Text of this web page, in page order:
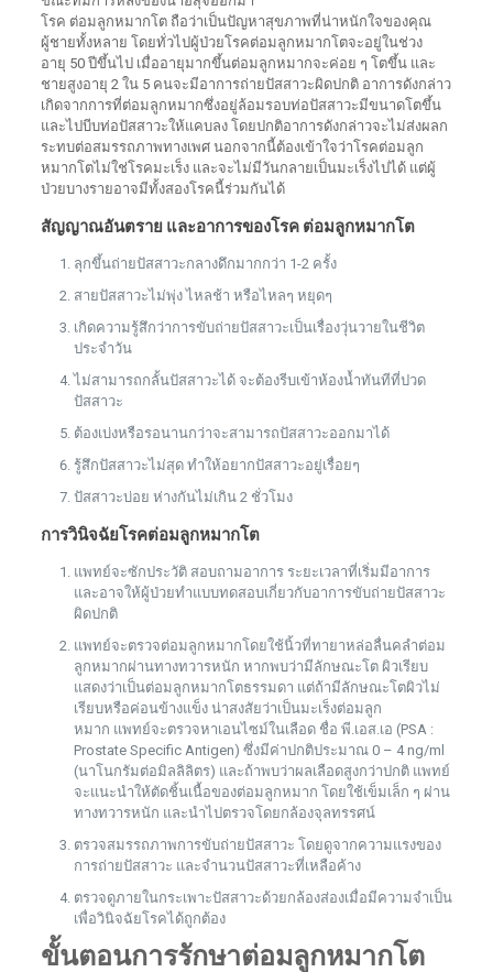
โรค ต่อมลูกหมากโต ถือว่าเป็นปัญหาสุขภาพที่น่าหนักใจของคุณ
ผู้ชายทั้งหลาย โดยทั่วไปผู้ป่วยโรคต่อมลูกหมากโตจะอยู่ในช่วง
อายุ 50 ปีขึ้นไป เมื่ออายุมากขึ้นต่อมลูกหมากจะค่อย ๆ โตขึ้น และ
ชายสูงอายุ 2 ใน 5 คนจะมีอาการถ่ายปัสสาวะผิดปกติ อาการดังกล่าว
เกิดจากการที่ต่อมลูกหมากซึ่งอยู่ล้อมรอบท่อปัสสาวะมีขนาดโตขึ้น
และไปบีบท่อปัสสาวะให้แคบลง โดยปกติอาการดังกล่าวจะไม่ส่งผลก
ระทบต่อสมรรถภาพทางเพศ นอกจากนี้ต้องเข้าใจว่าโรคต่อมลูก
หมากโตไม่ใช่โรคมะเร็ง และจะไม่มีวันกลายเป็นมะเร็งไปได้ แต่ผู้
ป่วยบางรายอาจมีทั้งสองโรคนี้ร่วมกันได้
สัญญาณอันตราย และอาการของโรค ต่อมลูกหมากโต
ลุกขึ้นถ่ายปัสสาวะกลางดึกมากกว่า 1-2 ครั้ง
สายปัสสาวะไม่พุ่ง ไหลช้า หรือไหลๆ หยุดๆ
เกิดความรู้สึกว่าการขับถ่ายปัสสาวะเป็นเรื่องวุ่นวายในชีวิต
ประจำวัน
ไม่สามารถกลั้นปัสสาวะได้ จะต้องรีบเข้าห้องน้ำทันทีที่ปวด
ปัสสาวะ
ต้องเบ่งหรือรอนานกว่าจะสามารถปัสสาวะออกมาได้
รู้สึกปัสสาวะไม่สุด ทำให้อยากปัสสาวะอยู่เรื่อยๆ
ปัสสาวะบ่อย ห่างกันไม่เกิน 2 ชั่วโมง
การวินิจฉัยโรคต่อมลูกหมากโต
แพทย์จะซักประวัติ สอบถามอาการ ระยะเวลาที่เริ่มมีอาการ
และอาจให้ผู้ป่วยทำแบบทดสอบเกี่ยวกับอาการขับถ่ายปัสสาวะ
ผิดปกติ
แพทย์จะตรวจต่อมลูกหมากโดยใช้นิ้วที่ทายาหล่อลื่นคลำต่อม
ลูกหมากผ่านทางทวารหนัก หากพบว่ามีลักษณะโต ผิวเรียบ
แสดงว่าเป็นต่อมลูกหมากโตธรรมดา แต่ถ้ามีลักษณะโตผิวไม่
เรียบหรือค่อนข้างแข็ง น่าสงสัยว่าเป็นมะเร็งต่อมลูก
หมาก แพทย์จะตรวจหาเอนไซม์ในเลือด ชื่อ พี.เอส.เอ (PSA :
Prostate Specific Antigen) ซึ่งมีค่าปกติประมาณ 0 – 4 ng/ml
(นาโนกรัมต่อมิลลิลิตร) และถ้าพบว่าผลเลือดสูงกว่าปกติ แพทย์
จะแนะนำให้ตัดชิ้นเนื้อของต่อมลูกหมาก โดยใช้เข็มเล็ก ๆ ผ่าน
ทางทวารหนัก และนำไปตรวจโดยกล้องจุลทรรศน์
ตรวจสมรรถภาพการขับถ่ายปัสสาวะ โดยดูจากความแรงของ
การถ่ายปัสสาวะ และจำนวนปัสสาวะที่เหลือค้าง
ตรวจดูภายในกระเพาะปัสสาวะด้วยกล้องส่องเมื่อมีความจำเป็น
เพื่อวินิจฉัยโรคได้ถูกต้อง
ขั้นตอนการรักษาต่อมลูกหมากโต